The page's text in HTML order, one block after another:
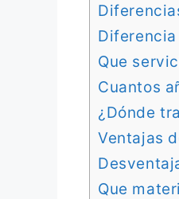
Que
Cuantos
¿Dónde
Ventajas
Que